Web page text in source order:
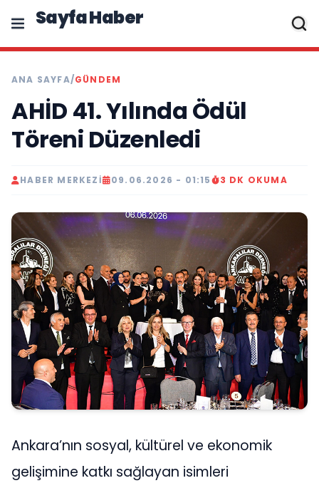
Sayfa Haber
ANA SAYFA/GÜNDEM
AHİD 41. Yılında Ödül
Töreni Düzenledi
HABER MERKEZI 09.06.2026 - 01:15 3 DK OKUMA
Ankara’nın sosyal, kültürel ve ekonomik
gelişimine katkı sağlayan isimleri